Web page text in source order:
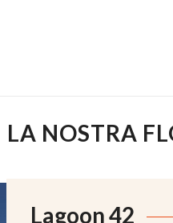
LA NOSTRA
Lagoon 42